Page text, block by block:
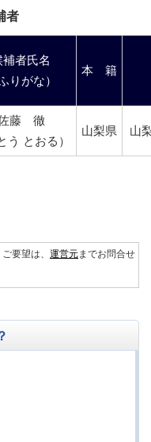
者
補者氏名
りがな）
本 籍
藤 徹
う とおる）
山梨県 山
要望は、 運営元までお問合せ